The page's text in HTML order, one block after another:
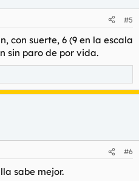
#5
con suerte, 6 (9 en la escala
sin paro de por vida.
#6
sabe mejor.